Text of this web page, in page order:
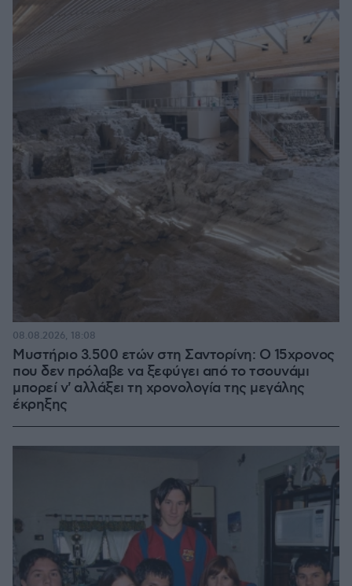
Μυστήριο 3.500 ετών στη Σαντορίνη: Ο 15χρονος
που δεν πρόλαβε να ξεφύγει από το τσουνάμι
μπορεί ν' αλλάξει τη χρονολογία της μεγάλης
έκρηξης
08.08.2026, 18:08